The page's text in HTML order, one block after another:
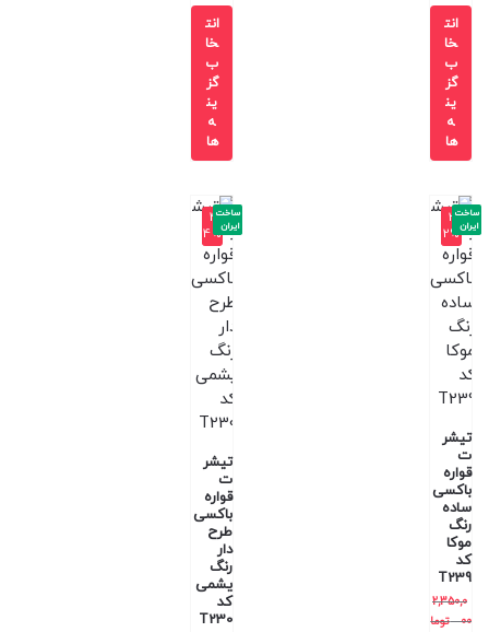
انت
خا
ب
گز
ین
ه
ها
انت
خا
ب
گز
ین
ه
ها
-3
2%
تیشر
ت
قواره
باکسی
ساده
رنگ
موکا
کد
T239
2,350,0
00
توما
ساخت
ایران
-4
4%
تیشر
ت
قواره
باکسی
طرح
دار
رنگ
یشمی
کد
T230
ساخت
ایران